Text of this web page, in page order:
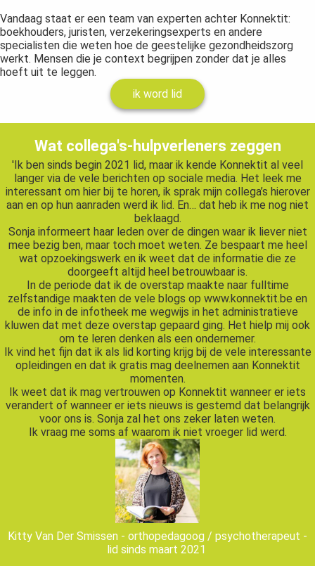
Vandaag staat er een team van experten achter Konnektit:
boekhouders, juristen, verzekeringsexperts en andere
specialisten die weten hoe de geestelijke gezondheidszorg
werkt. Mensen die je context begrijpen zonder dat je alles
hoeft uit te leggen.
ik word lid
Wat collega's-hulpverleners zeggen
'Ik ben sinds begin 2021 lid, maar ik kende Konnektit al veel
langer via de vele berichten op sociale media. Het leek me
interessant om hier bij te horen, ik sprak mijn collega’s hierover
aan en op hun aanraden werd ik lid. En… dat heb ik me nog niet
beklaagd.
Sonja informeert haar leden over de dingen waar ik liever niet
mee bezig ben, maar toch moet weten. Ze bespaart me heel
wat opzoekingswerk en ik weet dat de informatie die ze
doorgeeft altijd heel betrouwbaar is.
In de periode dat ik de overstap maakte naar fulltime
zelfstandige maakten de vele blogs op www.konnektit.be en
de info in de infotheek me wegwijs in het administratieve
kluwen dat met deze overstap gepaard ging. Het hielp mij ook
om te leren denken als een ondernemer.
Ik vind het fijn dat ik als lid korting krijg bij de vele interessante
opleidingen en dat ik gratis mag deelnemen aan Konnektit
momenten.
Ik weet dat ik mag vertrouwen op Konnektit wanneer er iets
verandert of wanneer er iets nieuws is gestemd dat belangrijk
voor ons is. Sonja zal het ons zeker laten weten.
Ik vraag me soms af waarom ik niet vroeger lid werd.
Kitty Van Der Smissen - orthopedagoog / psychotherapeut -
lid sinds maart 2021